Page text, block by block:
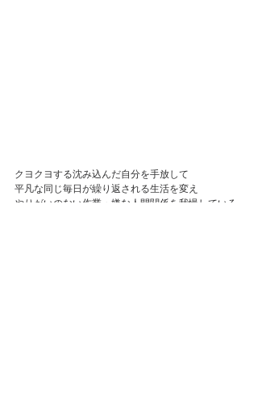
クヨクヨする沈み込んだ自分を手放して
平凡な同じ毎日が繰り返される生活を変え
やりがいのない作業・嫌な人間関係を我慢している